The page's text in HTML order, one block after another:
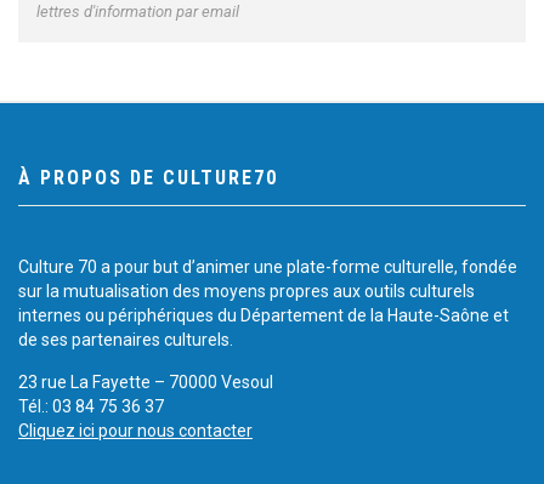
lettres d'information par email
À PROPOS DE CULTURE70
Culture 70 a pour but d’animer une plate-forme culturelle, fondée
sur la mutualisation des moyens propres aux outils culturels
internes ou périphériques du Département de la Haute-Saône et
de ses partenaires culturels.
23 rue La Fayette – 70000 Vesoul
Tél.: 03 84 75 36 37
Cliquez ici pour nous contacter